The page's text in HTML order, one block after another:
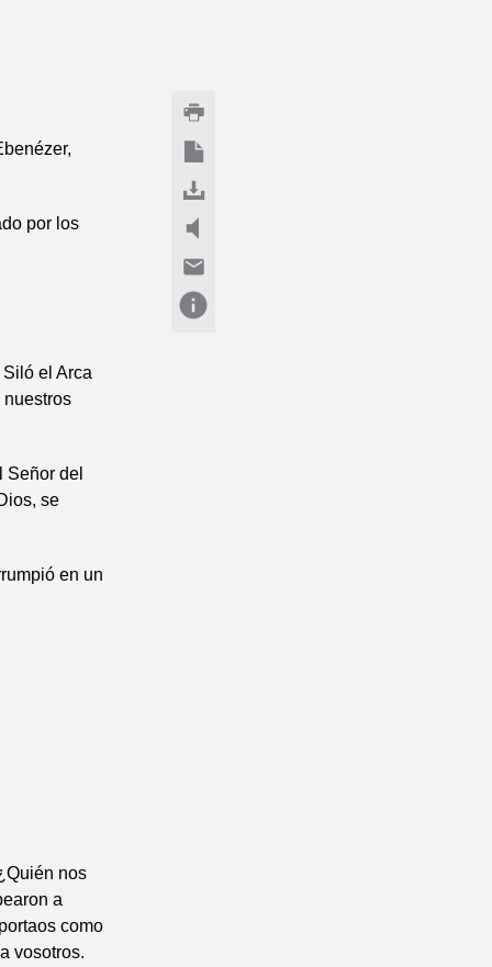
por los
el Arca
nuestros
del
se
en un
nos
a
como
vosotros.